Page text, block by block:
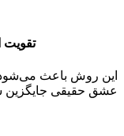
تقویت
این روش باعث
عشق حقیقی جایگزین